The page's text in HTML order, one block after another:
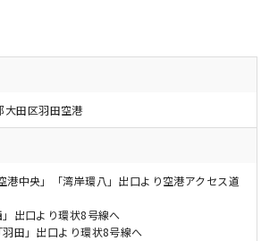
田区羽田空港
港中央」「湾岸環八」出口より空港アクセス道
出口より環状8号線へ
田」出口より環状8号線へ